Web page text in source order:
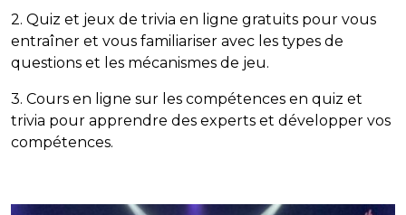
2. Quiz et jeux de trivia en ligne gratuits pour vous
entraîner et vous familiariser avec les types de
questions et les mécanismes de jeu.
3. Cours en ligne sur les compétences en quiz et
trivia pour apprendre des experts et développer vos
compétences.